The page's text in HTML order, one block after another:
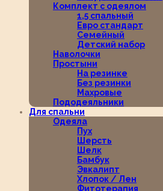
Комплект с одеялом
1,5 спальный
Евро стандарт
Семейный
Детский набор
Наволочки
Простыни
На резинке
Без резинки
Махровые
Пододеяльники
Для спальни
Одеяла
Пух
Шерсть
Шелк
Бамбук
Эвкалипт
Хлопок / Лен
Фитотерапия